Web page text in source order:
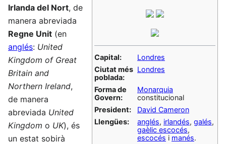
Capital:
Londres
Ciutat més
poblada:
Londres
Forma de
Govern:
Monarquia
constitucional
President:
David Cameron
Llengües:
anglés, irlandés, galés,
gaèlic escocés,
escocés i manés.
Irlanda del Nort, de
manera abreviada
Regne Unit (en
anglés: United
Kingdom of Great
Britain and
Northern Ireland,
de manera
abreviada United
Kingdom o UK), és
un estat sobirà